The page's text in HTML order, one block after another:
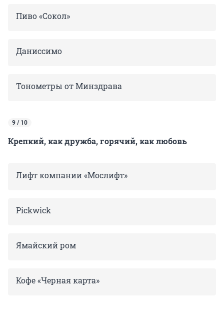
Пиво «Сокол»
Даниссимо
Тонометры от Минздрава
9 / 10
Крепкий, как дружба, горячий, как любовь
Лифт компании «Мослифт»
Pickwick
Ямайский ром
Кофе «Черная карта»